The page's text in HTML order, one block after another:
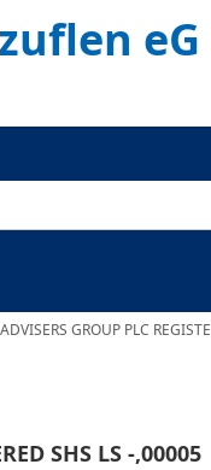
eG
GROUP PLC
SHS LS -,00005